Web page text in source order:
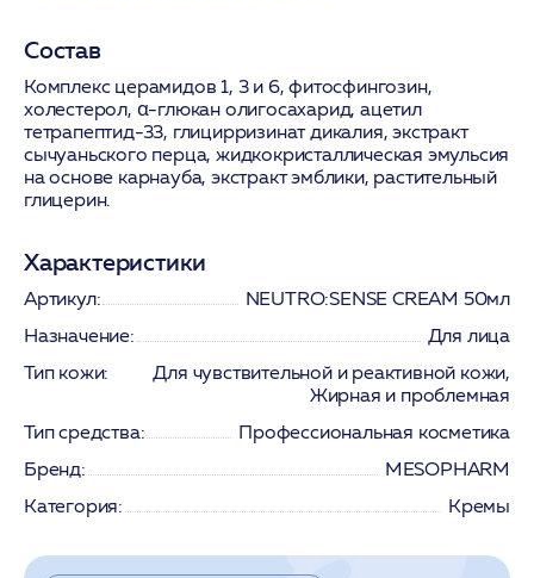
Состав
Комплекс церамидов 1, 3 и 6, фитосфингозин,
холестерол, α-глюкан олигосахарид, ацетил
тетрапептид-33, глицирризинат дикалия, экстракт
сычуаньского перца, жидкокристаллическая эмульсия
на основе карнауба, экстракт эмблики, растительный
глицерин.
Характеристики
Артикул:
NEUTRO:SENSE CREAM 50мл
Назначение:
Для лица
Тип кожи:
Для чувствительной и реактивной кожи,
Жирная и проблемная
Тип средства:
Профессиональная косметика
Бренд:
MESOPHARM
Категория:
Кремы